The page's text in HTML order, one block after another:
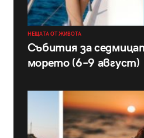
НЕЩАТА ОТ ЖИВОТА
Събития за
морето (6–9 август)